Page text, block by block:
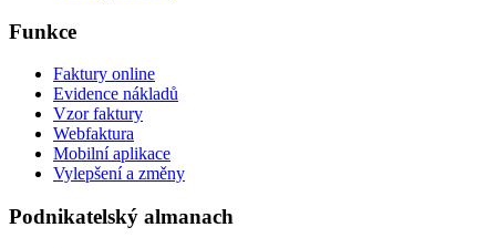
Funkce
Faktury online
Evidence nákladů
Vzor faktury
Webfaktura
Mobilní aplikace
Vylepšení a změny
Podnikatelský almanach